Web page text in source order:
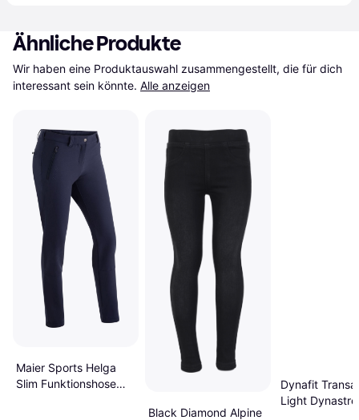
Ähnliche Produkte
Wir haben eine Produktauswahl zusammengestellt, die für dich
interessant sein könnte. Alle anzeigen
Maier Sports Helga
Slim Funktionshose
Black Diamond Alpine
Dynafit
Light